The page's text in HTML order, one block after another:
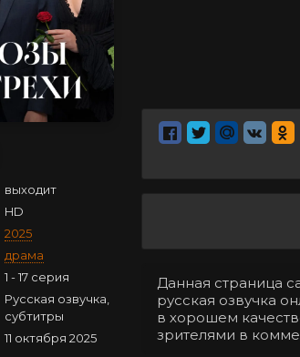
выходит
HD
2025
драма
1 - 17 серия
Русская озвучка,
субтитры
11 октября 2025
Данная страница
русская озвучка
в хорошем
зрителями в